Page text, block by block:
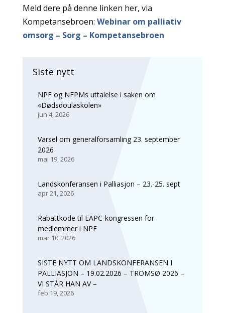
Meld dere på denne linken her, via
Kompetansebroen: Webinar om palliativ
omsorg – Sorg – Kompetansebroen
Siste nytt
NPF og NFPMs uttalelse i saken om
«Dødsdoulaskolen»
jun 4, 2026
Varsel om generalforsamling 23. september
2026
mai 19, 2026
Landskonferansen i Palliasjon – 23.-25. sept
apr 21, 2026
Rabattkode til EAPC-kongressen for
medlemmer i NPF
mar 10, 2026
SISTE NYTT OM LANDSKONFERANSEN I
PALLIASJON – 19.02.2026 – TROMSØ 2026 –
VI STÅR HAN AV –
feb 19, 2026